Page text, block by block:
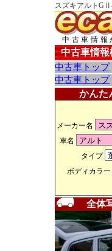
スズキアルト
中古車情報
中古車情
中古車トップ
中古車トップ
かんた
メーカー名
車名
タイプ
ボディカラー
全体